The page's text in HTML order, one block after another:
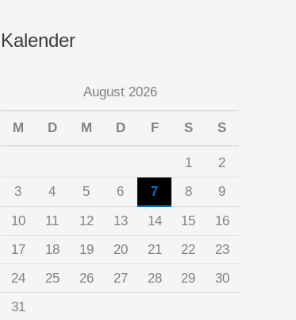
Kalender
August 2026
M D M D F S S
1
2
3
4 5 6 7 8
9
10
11 12 13 14 15
16
17
18 19 20 21 22
23
24
25 26 27 28 29
30
31